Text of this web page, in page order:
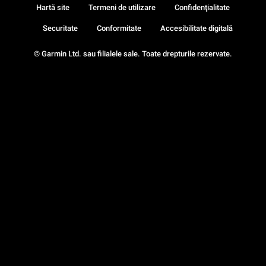
© Garmin Ltd. sau filialele sale. Toate drepturile rezervate.
Hartă site Termeni de utilizare Confidenţialitate
Securitate Conformitate Accesibilitate digitală